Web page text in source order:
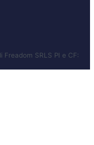
SRLS PI e CF: